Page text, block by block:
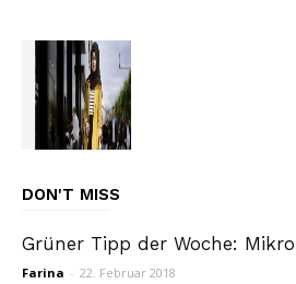
DON'T MISS
Grüner Tipp der Woche:
Farina - 22. Februar 2018